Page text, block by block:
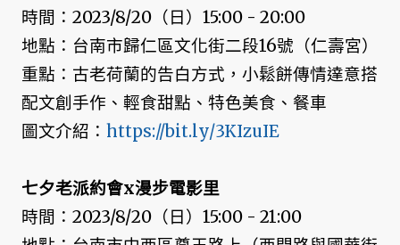
時間：2023/8/20（日）15:00 - 20:00
地點：台南市歸仁區文化街二段16號（仁壽宮）
重點：古老荷蘭的告白方式，小鬆餅傳情達意搭
配文創手作、輕食甜點、特色美食、餐車
圖文介紹： https://bit.ly/3KIzuIE
七夕老派約會x漫步電影里
時間：2023/8/20（日）15:00 - 21:00